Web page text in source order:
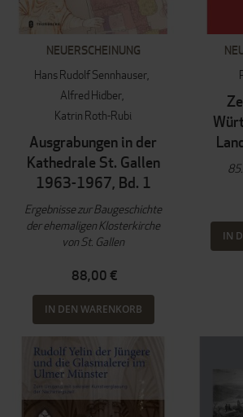
NEUERSCHEINUNG
Hans Rudolf Sennhauser
Alfred Hidber
Katrin Roth-Rubi
Ausgrabungen in der
Kathedrale St. Gallen
1963-1967, Bd. 1
Ergebnisse zur Baugeschichte
der ehemaligen Klosterkirche
von St. Gallen
88,00 €
IN DEN WARENKORB
IN